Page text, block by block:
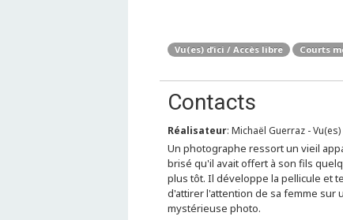
Vu(es) d’ici / Accès libre Courts
Contacts
Réalisateur: Michaël Guerraz -
Un photographe ressort un vieil
brisé qu'il avait offert à son fils
plus tôt. Il développe la pellicule et
d'attirer l'attention de sa femme sur
mystérieuse photo.